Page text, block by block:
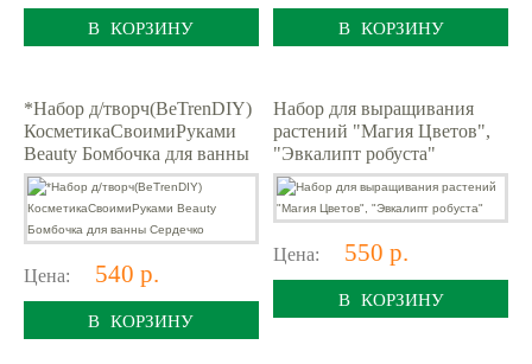
В КОРЗИНУ В КОРЗИНУ
*Набор д/творч(BeTrenDIY)
КосметикаСвоимиРуками
Beauty Бомбочка для ванны
Сердечко
Цена: 540 р.
В КОРЗИНУ
Набор для выращивания
растений "Магия Цветов",
"Эвкалипт робуста"
Цена: 550 р.
В КОРЗИНУ